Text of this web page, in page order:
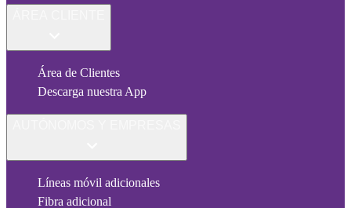
Área de Clientes
Descarga nuestra App
Líneas móvil adicionales
Fibra adicional